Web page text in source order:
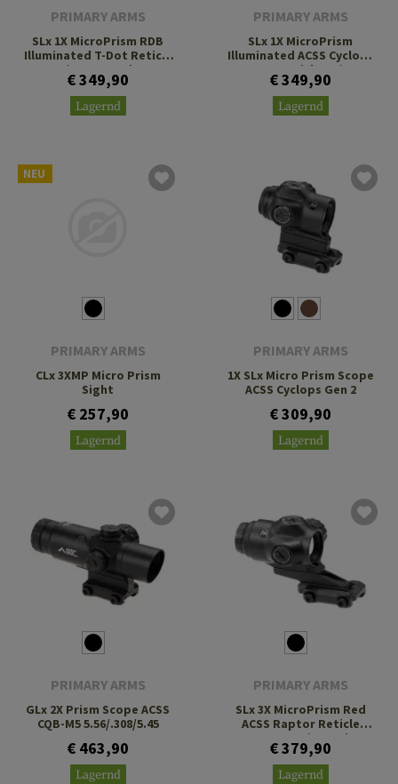
PRIMARY ARMS
SLx 1X MicroPrism RDB
Illuminated T-Dot Reticle
H1/T1 Footprint
€ 349,90
Lagernd
PRIMARY ARMS
SLx 1X MicroPrism
Illuminated ACSS Cyclops
Gen 2 Reticle H1/T1
Footprint
€ 349,90
Lagernd
NEU
PRIMARY ARMS
CLx 3XMP Micro Prism
Sight
€ 257,90
Lagernd
PRIMARY ARMS
1X SLx Micro Prism Scope
ACSS Cyclops Gen 2
€ 309,90
Lagernd
PRIMARY ARMS
GLx 2X Prism Scope ACSS
CQB-M5 5.56/.308/5.45
€ 463,90
Lagernd
PRIMARY ARMS
SLx 3X MicroPrism Red
ACSS Raptor Reticle
Meter 5.56/.308 Win
€ 379,90
Lagernd